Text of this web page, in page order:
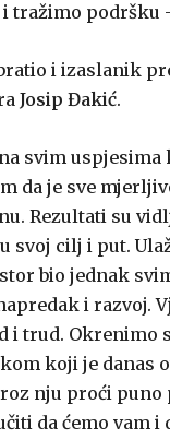
i tražimo podršku
i izaslanik
Josip Đakić.
svim uspjesima
da je sve
Rezultati su
svoj cilj i put.
bio jednak
i razvoj.
i trud. Okrenimo
koji je danas
nju proći puno
da ćemo vam i